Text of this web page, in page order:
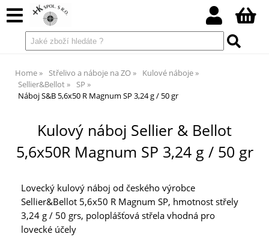
Home Střelivo a náboje na ZO
Kulové náboje
Sellier&Bellot
SP
Náboj S&B 5,6x50 R Magnum SP 3,24 g / 50 gr
Kulový náboj Sellier & Bellot
5,6x50R Magnum SP 3,24 g / 50 gr
Lovecký kulový náboj od českého výrobce
Sellier&Bellot 5,6x50 R Magnum SP, hmotnost střely
3,24 g / 50 grs, poloplášťová střela vhodná pro
lovecké účely